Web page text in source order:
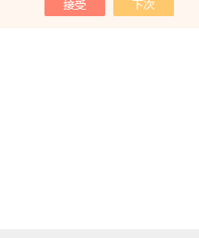
保，如遇质量问题，本公司可协助客